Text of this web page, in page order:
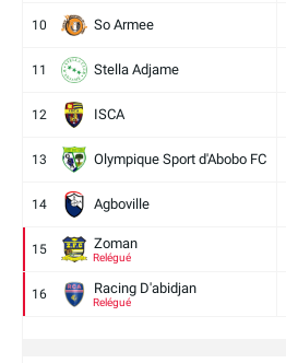
10 So Armee
11 Stella Adjame
12 ISCA
13 Olympique Sport d'Abobo FC
14 Agboville
15 Zoman
Relégué
16 Racing D'abidjan
Relégué